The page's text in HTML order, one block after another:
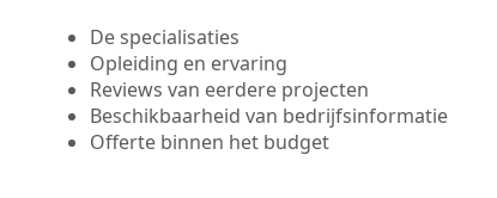
De specialisaties
Opleiding en ervaring
Reviews van eerdere projecten
Beschikbaarheid van bedrijfsinformatie
Offerte binnen het budget